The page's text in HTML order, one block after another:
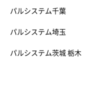
パルシステム千葉
パルシステム埼玉
パルシステム茨城 栃木